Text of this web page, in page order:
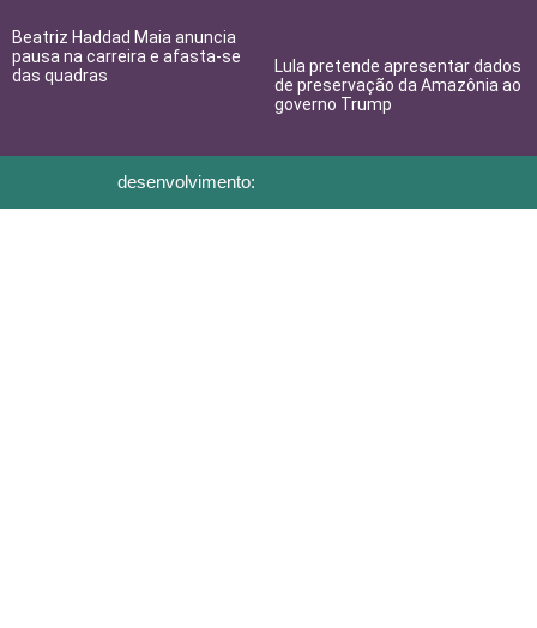
Beatriz Haddad Maia anuncia
pausa na carreira e afasta-se
das quadras
Lula pretende apresentar dados
de preservação da Amazônia ao
governo Trump
desenvolvimento: